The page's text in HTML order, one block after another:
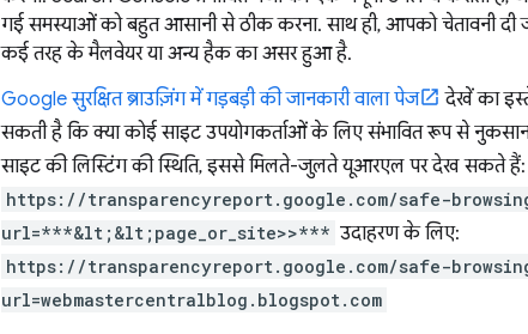
गई समस्याओं को बहुत आसानी से ठीक करना. साथ ही, आपको चेतावनी
कई तरह के मैलवेयर या अन्य हैक का असर हुआ है.
Google सुरक्षित ब्राउज़िंग में गड़बड़ी की जानकारी वाला पेज
देखें का
सकती है कि क्या कोई साइट उपयोगकर्ताओं के लिए संभावित रूप से
साइट की लिस्टिंग की स्थिति, इससे मिलते-जुलते यूआरएल पर देख सकते हैं:
https://transparencyreport.google.com/safe-
url=***&lt;&lt;page_or_site>>*** उदाहरण के लिए:
https://transparencyreport.google.com/safe-
url=webmastercentralblog.blogspot.com